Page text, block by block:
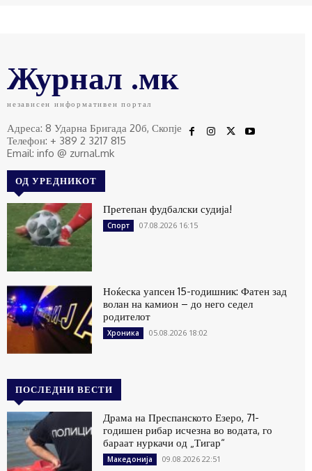
Журнал .мк
независен информативен портал
Адреса: 8 Ударна Бригада 20б, Скопје
Телефон: + 389 2 3217 815
Email: info @ zurnal.mk
ОД УРЕДНИКОТ
Претепан фудбалски судија!
Спорт 07.08.2026 16:15
Ноќеска уапсен 15-годишник: Фатен зад
волан на камион – до него седел
родителот
Хроника 05.08.2026 18:02
ПОСЛЕДНИ ВЕСТИ
Драма на Преспанското Езеро, 71-
годишен рибар исчезна во водата, го
бараат нуркачи од „Тигар“
Македонија 09.08.2026 22:51